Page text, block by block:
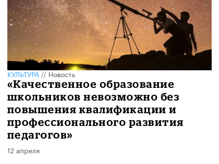
КУЛЬТУРА//Новость
«Качественное образование
школьников невозможно без
повышения квалификации и
профессионального развития
педагогов»
12 апреля